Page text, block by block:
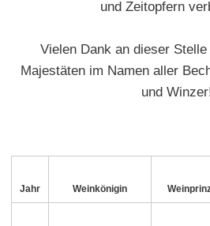
und Zeitopfern
Vielen Dank an dieser
Majestäten im Namen aller
und
Jahr Weinkönigin